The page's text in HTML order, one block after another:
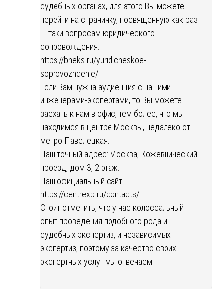
судебных органах, для этого Вы можете
перейти на страничку, посвященную как раз
— таки вопросам юридического
сопровождения:
https://bneks.ru/yuridicheskoe-
soprovozhdenie/
Если Вам нужна аудиенция с нашими
инженерами-экспертами, то Вы можете
заехать к нам в офис, тем более, что мы
находимся в центре Москвы, недалеко от
метро Павелецкая.
Наш точный адрес: Москва, Кожевнический
проезд, дом 3, 2 этаж.
Наш официальный сайт:
https://centrexp.ru/contacts/
Стоит отметить, что у нас колоссальный
опыт проведения подобного рода и
судебных экспертиз, и независимых
экспертиз, поэтому за качество своих
экспертных услуг мы отвечаем.